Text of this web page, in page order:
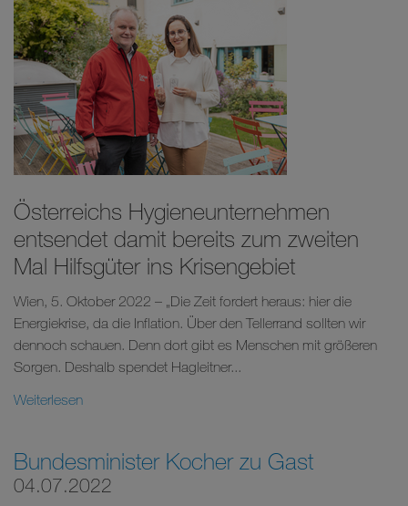
Österreichs Hygieneunternehmen
entsendet damit bereits zum zweiten
Mal Hilfsgüter ins Krisengebiet
Wien, 5. Oktober 2022 – „Die Zeit fordert heraus: hier die
Energiekrise, da die Inflation. Über den Tellerrand sollten wir
dennoch schauen. Denn dort gibt es Menschen mit größeren
Sorgen. Deshalb spendet Hagleitner...
Weiterlesen
Bundesminister Kocher zu Gast
04.07.2022